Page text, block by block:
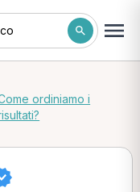
ordiniamo i